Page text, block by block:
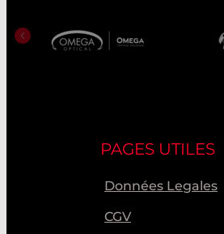
PAGES UTILES
Données Legales
CGV